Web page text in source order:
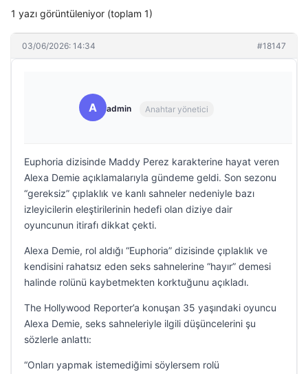
1 yazı görüntüleniyor (toplam 1)
03/06/2026: 14:34 #18147
A admin Anahtar yönetici
Euphoria dizisinde Maddy Perez karakterine hayat veren
Alexa Demie açıklamalarıyla gündeme geldi. Son sezonu
“gereksiz” çıplaklık ve kanlı sahneler nedeniyle bazı
izleyicilerin eleştirilerinin hedefi olan diziye dair
oyuncunun itirafı dikkat çekti.
Alexa Demie, rol aldığı “Euphoria” dizisinde çıplaklık ve
kendisini rahatsız eden seks sahnelerine “hayır” demesi
halinde rolünü kaybetmekten korktuğunu açıkladı.
The Hollywood Reporter’a konuşan 35 yaşındaki oyuncu
Alexa Demie, seks sahneleriyle ilgili düşüncelerini şu
sözlerle anlattı:
“Onları yapmak istemediğimi söylersem rolü